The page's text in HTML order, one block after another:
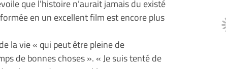
que l’histoire n’aurait jamais du existé
en un excellent film est encore plus
la vie « qui peut être pleine de
de bonnes choses ». « Je suis tenté de